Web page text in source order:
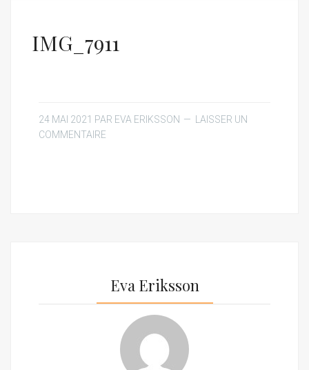
IMG_7911
24 MAI 2021 PAR EVA ERIKSSON
LAISSER UN
COMMENTAIRE
Eva Eriksson